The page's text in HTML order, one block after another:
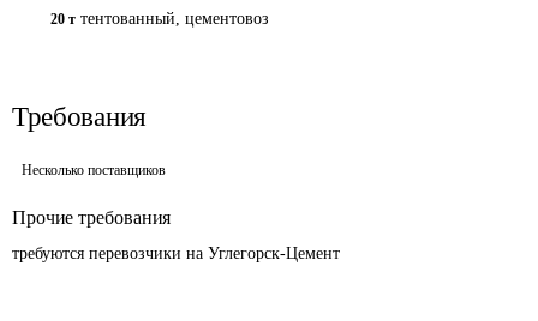
20 т тентованный, цементовоз
Требования
Несколько поставщиков
Прочие требования
требуются перевозчики на Углегорск-Цемент